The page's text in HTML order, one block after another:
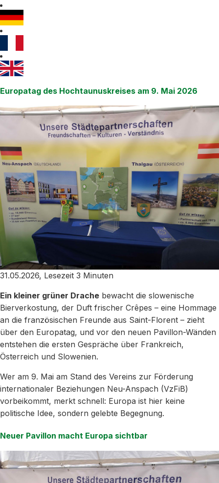
Europatag des Hochtaunuskreises am 9. Mai 2026
31.05.2026, Lesezeit 3 Minuten
Ein kleiner grüner Drache bewacht die slowenische
Bierverkostung, der Duft frischer Crêpes – eine Hommage
an die französischen Freunde aus Saint-Florent – zieht
über den Europatag, und vor den neuen Pavillon-Wänden
entstehen die ersten Gespräche über Frankreich,
Österreich und Slowenien.
Wer am 9. Mai am Stand des Vereins zur Förderung
internationaler Beziehungen Neu-Anspach (VzFiB)
vorbeikommt, merkt schnell: Europa ist hier keine
politische Idee, sondern gelebte Begegnung.
Neuer Pavillon macht Europa sichtbar